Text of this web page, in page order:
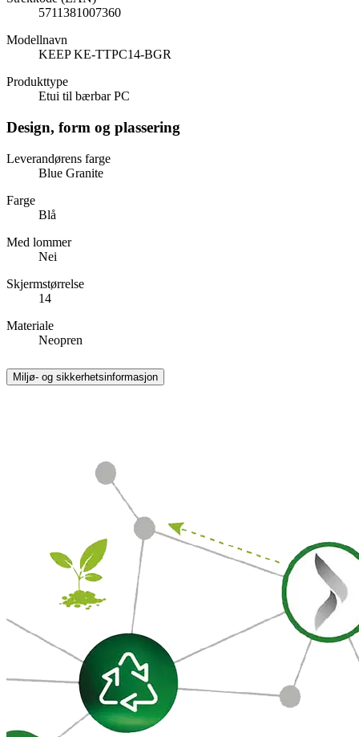
5711381007360
Modellnavn
KEEP KE-TTPC14-BGR
Produkttype
Etui til bærbar PC
Design, form og plassering
Leverandørens farge
Blue Granite
Farge
Blå
Med lommer
Nei
Skjermstørrelse
14
Materiale
Neopren
Miljø- og sikkerhetsinformasjon